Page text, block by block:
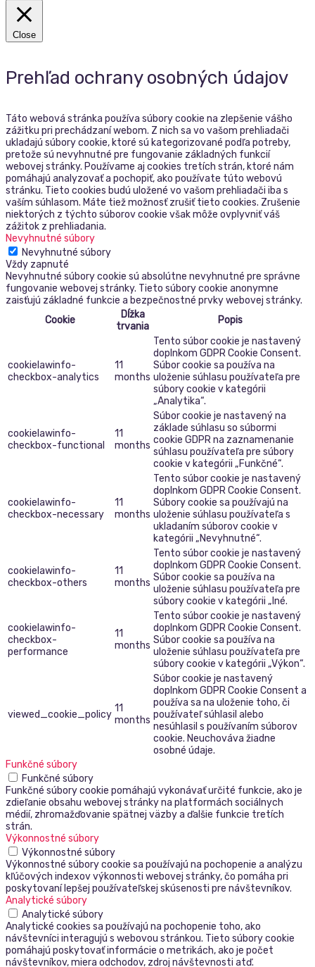
Close
Prehľad ochrany osobných údajov
Táto webová stránka používa súbory cookie na zlepšenie vášho
zážitku pri prechádzaní webom. Z nich sa vo vašom prehliadači
ukladajú súbory cookie, ktoré sú kategorizované podľa potreby,
pretože sú nevyhnutné pre fungovanie základných funkcií
webovej stránky. Používame aj cookies tretích strán, ktoré nám
pomáhajú analyzovať a pochopiť, ako používate túto webovú
stránku. Tieto cookies budú uložené vo vašom prehliadači iba s
vaším súhlasom. Máte tiež možnosť zrušiť tieto cookies. Zrušenie
niektorých z týchto súborov cookie však môže ovplyvniť váš
zážitok z prehliadania.
Nevyhnutné súbory
Nevyhnutné súbory
Vždy zapnuté
Nevyhnutné súbory cookie sú absolútne nevyhnutné pre správne
fungovanie webovej stránky. Tieto súbory cookie anonymne
zaisťujú základné funkcie a bezpečnostné prvky webovej stránky.
Cookie
Dĺžka
trvania
Popis
cookielawinfo-
checkbox-analytics
11
months
Tento súbor cookie je nastavený
doplnkom GDPR Cookie Consent.
Súbor cookie sa používa na
uloženie súhlasu používateľa pre
súbory cookie v kategórii
„Analytika“.
cookielawinfo-
checkbox-functional
11
months
Súbor cookie je nastavený na
základe súhlasu so súbormi
cookie GDPR na zaznamenanie
súhlasu používateľa pre súbory
cookie v kategórii „Funkčné“.
cookielawinfo-
checkbox-necessary
11
months
Tento súbor cookie je nastavený
doplnkom GDPR Cookie Consent.
Súbory cookie sa používajú na
uloženie súhlasu používateľa s
ukladaním súborov cookie v
kategórii „Nevyhnutné“.
cookielawinfo-
checkbox-others
11
months
Tento súbor cookie je nastavený
doplnkom GDPR Cookie Consent.
Súbor cookie sa používa na
uloženie súhlasu používateľa pre
súbory cookie v kategórii „Iné.
cookielawinfo-
checkbox-
performance
11
months
Tento súbor cookie je nastavený
doplnkom GDPR Cookie Consent.
Súbor cookie sa používa na
uloženie súhlasu používateľa pre
súbory cookie v kategórii „Výkon“.
viewed_cookie_policy
11
months
Súbor cookie je nastavený
doplnkom GDPR Cookie Consent a
používa sa na uloženie toho, či
používateľ súhlasil alebo
nesúhlasil s používaním súborov
cookie. Neuchováva žiadne
osobné údaje.
Funkčné súbory
Funkčné súbory
Funkčné súbory cookie pomáhajú vykonávať určité funkcie, ako je
zdieľanie obsahu webovej stránky na platformách sociálnych
médií, zhromažďovanie spätnej väzby a ďalšie funkcie tretích
strán.
Výkonnostné súbory
Výkonnostné súbory
Výkonnostné súbory cookie sa používajú na pochopenie a analýzu
kľúčových indexov výkonnosti webovej stránky, čo pomáha pri
poskytovaní lepšej používateľskej skúsenosti pre návštevníkov.
Analytické súbory
Analytické súbory
Analytické cookies sa používajú na pochopenie toho, ako
návštevníci interagujú s webovou stránkou. Tieto súbory cookie
pomáhajú poskytovať informácie o metrikách, ako je počet
návštevníkov, miera odchodov, zdroj návštevnosti atď.